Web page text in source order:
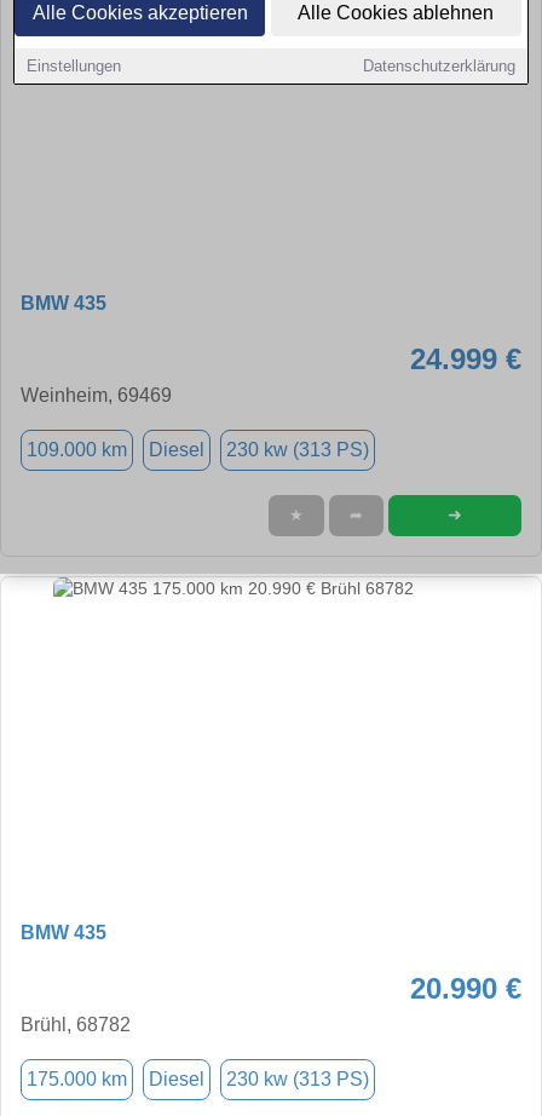
Alle Cookies akzeptieren Alle Cookies ablehnen
Einstellungen Datenschutzerklärung
BMW 435
24.999 €
Weinheim, 69469
109.000 km Diesel 230 kw (313 PS)
★ ➦ ➜
BMW 435
20.990 €
Brühl, 68782
175.000 km Diesel 230 kw (313 PS)